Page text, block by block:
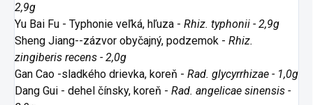
2,9g
Yu Bai Fu - Typhonie veľká, hľuza - Rhiz. typhonii - 2,9g
Sheng Jiang--zázvor obyčajný, podzemok - Rhiz.
zingiberis recens - 2,0g
Gan Cao -sladkého drievka, koreň - Rad. glycyrrhizae - 1,0g
Dang Gui - dehel čínsky, koreň - Rad. angelicae sinensis -